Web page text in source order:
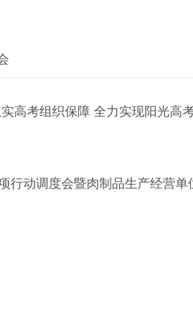
高考组织保障 全力实现阳光高
行动调度会暨肉制品生产经营单